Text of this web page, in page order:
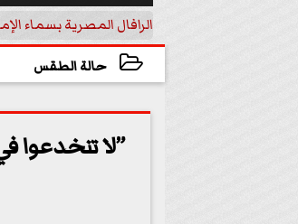
الرافال المصرية بسماء
حالة الطقس
”لا تنخدعوا